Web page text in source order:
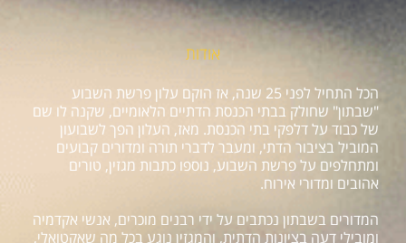
אודות
הכל התחיל לפני 25 שנה, אז הוקם עלון פרשת השבוע
"שבתון" שחולק בבתי הכנסת הדתיים הלאומיים, שקנה לו שם
של כבוד על דלפקי בתי הכנסת. מאז, העלון הפך לשבועון
המוביל בציבור הדתי, ומעבר לדברי תורה ומדורים קבועים
ומתחלפים על פרשת השבוע, נוספו כתבות מגזין, טורים
אהובים ומדורי אירוח.
המדורים בשבתון נכתבים על ידי רבנים מוכרים, אנשי אקדמיה
ומובילי דעה בציונות הדתית, והמגזין נוגע בכל מה שאקטואלי,